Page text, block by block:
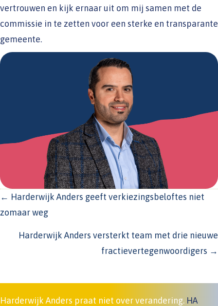
vertrouwen en kijk ernaar uit om mij samen met de
commissie in te zetten voor een sterke en transparante
gemeente.
POSTS
NAVIGATION
← Harderwijk Anders geeft verkiezingsbeloftes niet
zomaar weg
Harderwijk Anders versterkt team met drie nieuwe
fractievertegenwoordigers →
Harderwijk Anders praat niet over verandering. HA